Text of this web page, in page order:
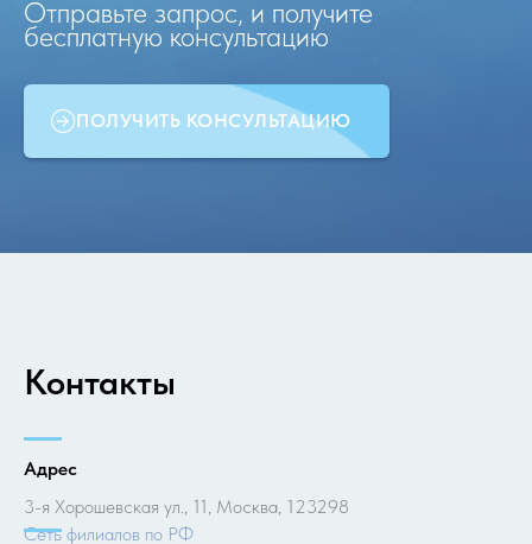
Отправьте запрос, и получите
бесплатную консультацию
ПОЛУЧИТЬ КОНСУЛЬТАЦИЮ
Контакты
Адрес
3-я Хорошевская ул., 11, Москва, 123298
Cеть филиалов по РФ